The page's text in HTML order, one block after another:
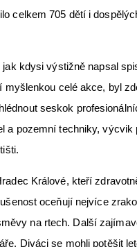
celkem 705 dětí i
kdysi výstižně napsal
myšlenkou celé akce, byl
seskok
a pozemní techniky, výcvik
Králové, kteří
oceňují nejvíce
na rtech. Další
Diváci se mohli potěšit